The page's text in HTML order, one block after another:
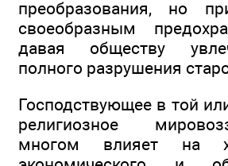
преобразования, но
своеобразным
давая обществу
полного разрушения
Господствующее в той
религиозное
многом влияет на